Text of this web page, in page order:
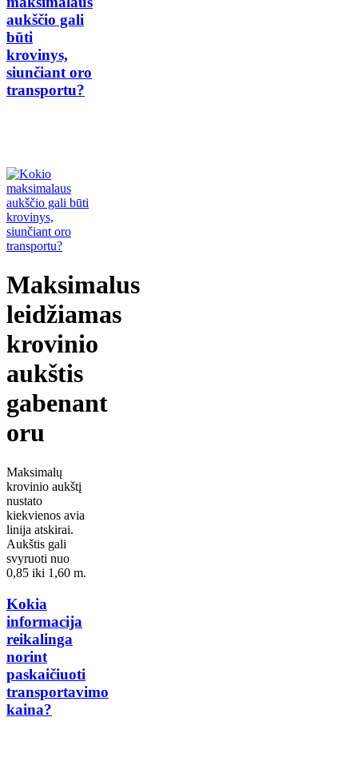
aukščio gali
būti
krovinys,
siunčiant oro
transportu?
Maksimalus
leidžiamas
krovinio
aukštis
gabenant
oru
Maksimalų
krovinio aukštį
nustato
kiekvienos avia
linija atskirai.
Aukštis gali
svyruoti nuo
0,85 iki 1,60 m.
Kokia
informacija
reikalinga
norint
paskaičiuoti
transportavimo
kaina?